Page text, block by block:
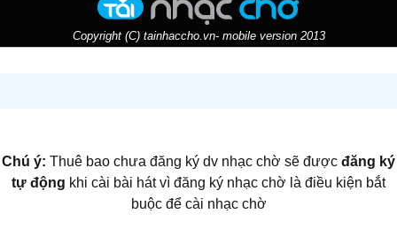
Copyright (C) tainhaccho.vn- mobile version 2013
Chú ý: Thuê bao chưa đăng ký dv nhạc chờ sẽ được đăng ký
tự động khi cài bài hát vì đăng ký nhạc chờ là điều kiện bắt
buộc để cài nhạc chờ